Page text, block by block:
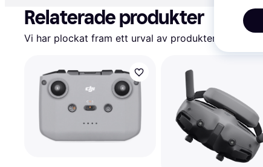
Relaterade produkter
Vi har plockat fram ett urval av produkter som